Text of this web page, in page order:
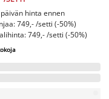
hinta ennen
749,- /setti (-50%)
749,- /setti (-50%)